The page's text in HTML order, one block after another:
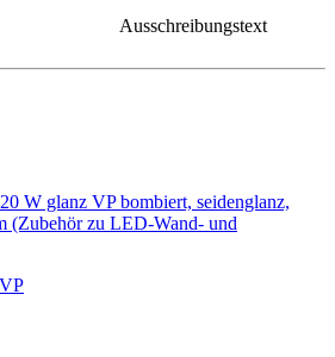
Ausschreibungstext
W glanz VP bombiert, seidenglanz,
(Zubehör zu LED-Wand- und